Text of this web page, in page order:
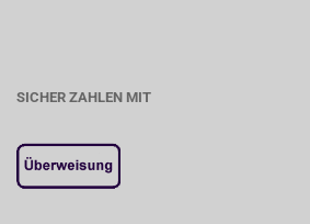
SICHER ZAHLEN MIT